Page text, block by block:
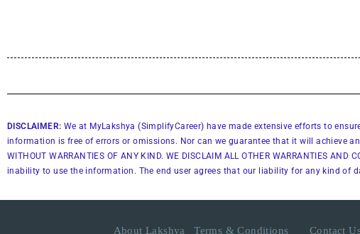
DISCLAIMER: We at MyLakshya (SimplifyCareer) have made extensive efforts to
information is free of errors or omissions. Nor can we guarantee that it will achieve any
WITHOUT WARRANTIES OF ANY KIND. WE DISCLAIM ALL OTHER WARRANTIES
inability to use the information. The end user agrees that our liability for any kind of
About Lakshya Terms & Conditions Contact Us